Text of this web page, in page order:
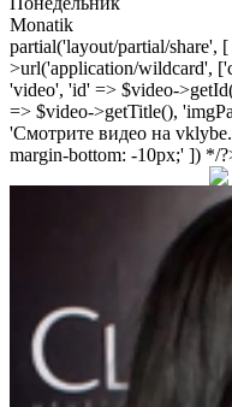
Monatik
partial('layout/partial/share',
>url('application/wildcard',
'video', 'id' => $video-
=> $video->getTitle(),
'Смотрите видео на
margin-bottom: -10px;' ]) */